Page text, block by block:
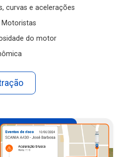
curvas e acelerações
Motoristas
do motor